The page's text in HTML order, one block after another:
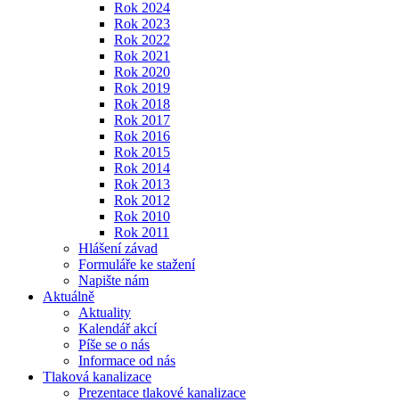
Rok 2024
Rok 2023
Rok 2022
Rok 2021
Rok 2020
Rok 2019
Rok 2018
Rok 2017
Rok 2016
Rok 2015
Rok 2014
Rok 2013
Rok 2012
Rok 2010
Rok 2011
Hlášení závad
Formuláře ke stažení
Napište nám
Aktuálně
Aktuality
Kalendář akcí
Píše se o nás
Informace od nás
Tlaková kanalizace
Prezentace tlakové kanalizace